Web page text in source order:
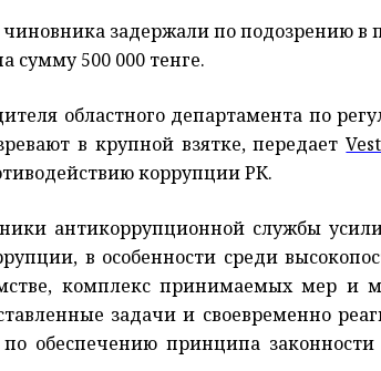
задержали по подозрению в
сумму 500 000 тенге.
областного департамента по
в крупной взятке, передает
коррупции РК.
антикоррупционной службы
в особенности среди
комплекс принимаемых мер и
задачи и своевременно
обеспечению принципа